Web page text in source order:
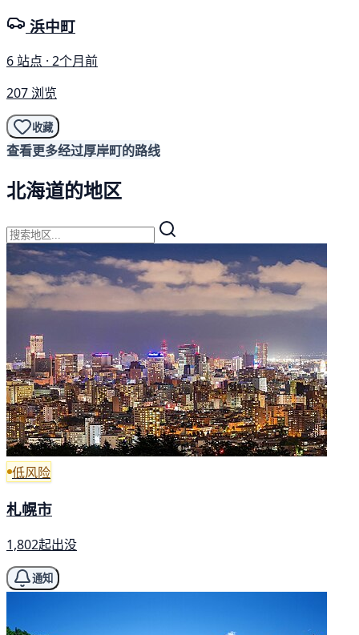
浜中町
6 站点 · 2个月前
207 浏览
收藏
查看更多经过厚岸町的路线
北海道的地区
低风险
札幌市
1,802起出没
通知